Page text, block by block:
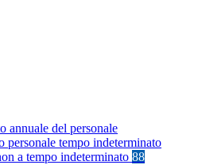
annuale del personale
personale tempo indeterminato
a tempo indeterminato 88